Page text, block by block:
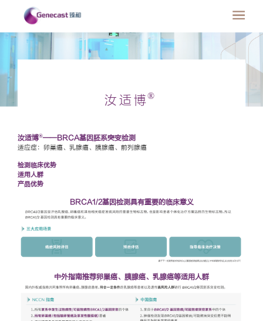
汝适博®
汝适博®——BRCA基因胚系突变检测
适应症：卵巢癌、乳腺癌、胰腺癌、前列腺癌
检测临床优势
适用人群
产品优势
BRCA1/2基因检测具有重要的临床意义
中外指南推荐卵巢癌、胰腺癌、乳腺癌等适用人群